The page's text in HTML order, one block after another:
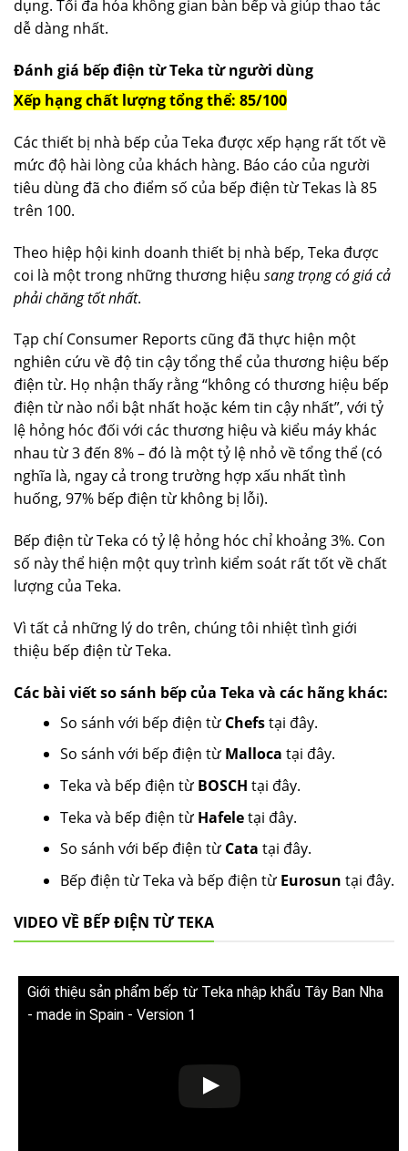
dụng. Tối đa hóa không gian bàn bếp và giúp thao tác
dễ dàng nhất.
Đánh giá bếp điện từ Teka từ người dùng
Xếp hạng chất lượng tổng thể: 85/100
Các thiết bị nhà bếp của Teka được xếp hạng rất tốt về
mức độ hài lòng của khách hàng. Báo cáo của người
tiêu dùng đã cho điểm số của bếp điện từ Tekas là 85
trên 100.
Theo hiệp hội kinh doanh thiết bị nhà bếp, Teka được
coi là một trong những thương hiệu sang trọng có giá cả
phải chăng tốt nhất.
Tạp chí Consumer Reports cũng đã thực hiện một
nghiên cứu về độ tin cậy tổng thể của thương hiệu bếp
điện từ. Họ nhận thấy rằng “không có thương hiệu bếp
điện từ nào nổi bật nhất hoặc kém tin cậy nhất”, với tỷ
lệ hỏng hóc đối với các thương hiệu và kiểu máy khác
nhau từ 3 đến 8% – đó là một tỷ lệ nhỏ về tổng thể (có
nghĩa là, ngay cả trong trường hợp xấu nhất tình
huống, 97% bếp điện từ không bị lỗi).
Bếp điện từ Teka có tỷ lệ hỏng hóc chỉ khoảng 3%. Con
số này thể hiện một quy trình kiểm soát rất tốt về chất
lượng của Teka.
Vì tất cả những lý do trên, chúng tôi nhiệt tình giới
thiệu bếp điện từ Teka.
Các bài viết so sánh bếp của Teka và các hãng khác:
So sánh với bếp điện từ Chefstại đây.
So sánh với bếp điện từ Malloca tại đây.
Teka và bếp điện từ BOSCH tại đây.
Teka và bếp điện từ Hafeletại đây.
So sánh với bếp điện từ Cata tại đây.
Bếp điện từ Teka và bếp điện từ Eurosun tại đây.
VIDEO VỀ BẾP ĐIỆN TỪ TEKA
Giới thiệu sản phẩm bếp từ Teka nhập khẩu Tây Ban Nha
- made in Spain - Version 1